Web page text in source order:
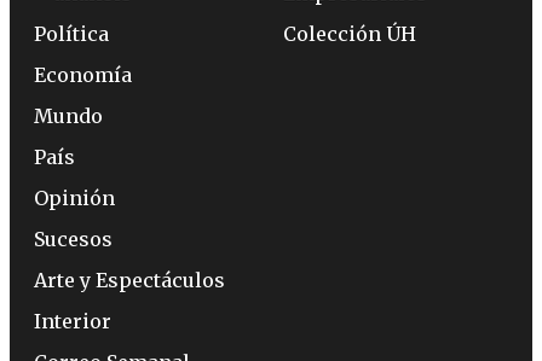
Política
Economía
Mundo
País
Opinión
Sucesos
Arte y Espectáculos
Interior
Colección ÚH